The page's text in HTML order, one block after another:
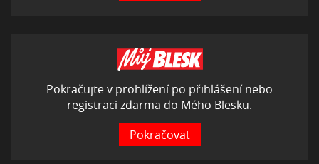
Pokračujte v prohlížení po přihlášení nebo
registraci zdarma do Mého Blesku.
Pokračovat